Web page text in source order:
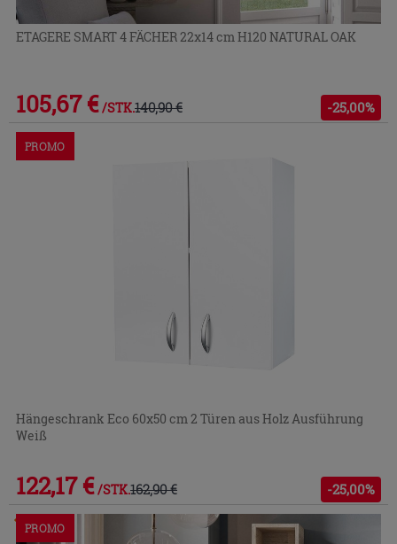
ETAGERE SMART 4 FÄCHER 22x14 cm H120 NATURAL OAK
105,67 € /STK.140,90 € -25,00%
PROMO
Hängeschrank Eco 60x50 cm 2 Türen aus Holz Ausführung
Weiß
122,17 € /STK.162,90 € -25,00%
Im Geschäft oder über den Kundenservice bestellbar
PROMO